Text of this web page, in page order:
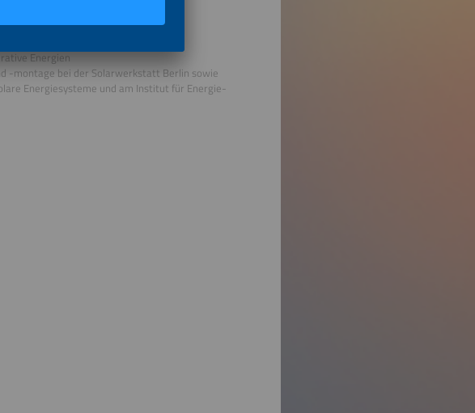
Solarwirtschaft e. V.
und Recht
Energien
-montage bei der Solarwerkstatt Berlin sowie
Energiesysteme und am Institut für Energie-